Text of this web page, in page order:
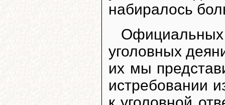
набиралось
уголовных
их мы
истребовании